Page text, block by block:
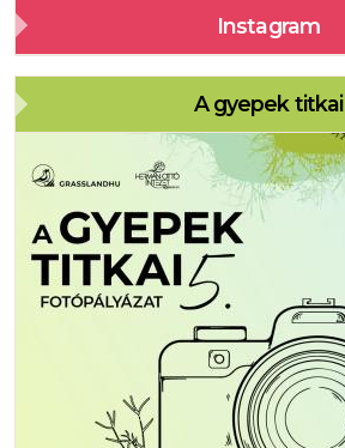
Instagram
A gyepek titkai